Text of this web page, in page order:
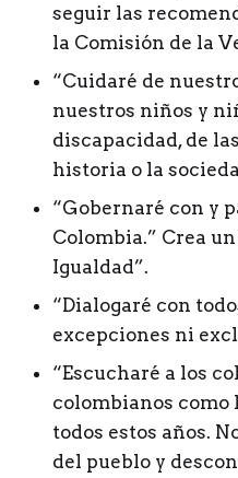
seguir las
la Comisión de la
“Cuidaré de
nuestros niños y
discapacidad, de
historia o la
“Gobernaré con y
Colombia.” Crea
Igualdad”.
“Dialogaré con
excepciones ni
“Escucharé a los
colombianos como
todos estos años.
del pueblo y